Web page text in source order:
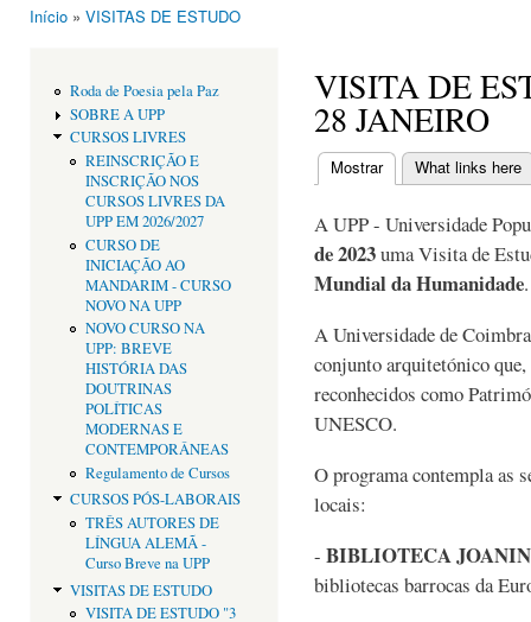
Início » VISITAS DE ESTUDO
Roda de Poesia pela Paz
SOBRE A UPP
CURSOS LIVRES
REINSCRIÇÃO E
INSCRIÇÃO NOS
CURSOS LIVRES DA
UPP EM 2026/2027
CURSO DE
INICIAÇÃO AO
MANDARIM - CURSO
NOVO NA UPP
NOVO CURSO NA
UPP: BREVE
HISTÓRIA DAS
DOUTRINAS
POLÍTICAS
MODERNAS E
CONTEMPORÂNEAS
Regulamento de Cursos
CURSOS PÓS-LABORAIS
TRÊS AUTORES DE
LÍNGUA ALEMÃ -
Curso Breve na UPP
VISITAS DE ESTUDO
VISITA DE ESTUDO "3
VISITA DE
28 JANEIRO
Separadores
Mostrar(separador ativo)
What links here
A UPP - Universidade
de 2023uma Visita de
Mundial da Humanidade.
A Universidade de
conjunto arquitetónico
reconhecidos como
UNESCO.
O programa contempla as
locais:
- BIBLIOTECA
bibliotecas barrocas da